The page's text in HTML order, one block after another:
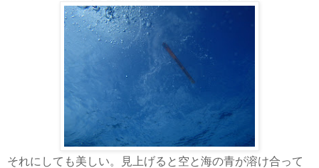
それにしても美しい。見上げると空と海の青が溶け合って